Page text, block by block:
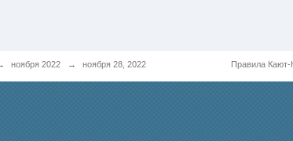
ноября 2022 → ноября 28, 2022 Правила